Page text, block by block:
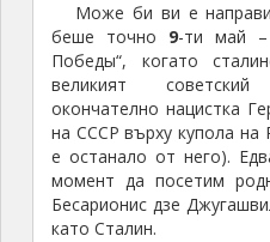
Може би ви е
беше точно 9-ти май –
Победы“, когато
великият
окончателно нацистка
на СССР върху купола на
е останало от него).
момент да посетим
Бесарионис дзе
като Сталин.